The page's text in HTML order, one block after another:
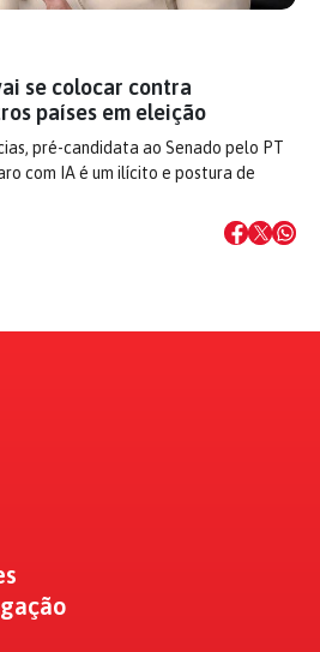
se colocar contra
países em eleição
pré-candidata ao Senado pelo PT
com IA é um ilícito e postura de